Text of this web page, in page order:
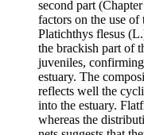
second part
factors on the use
Platichthys flesus
the brackish part of
juveniles,
estuary. The
reflects well the
into the estuary.
whereas the